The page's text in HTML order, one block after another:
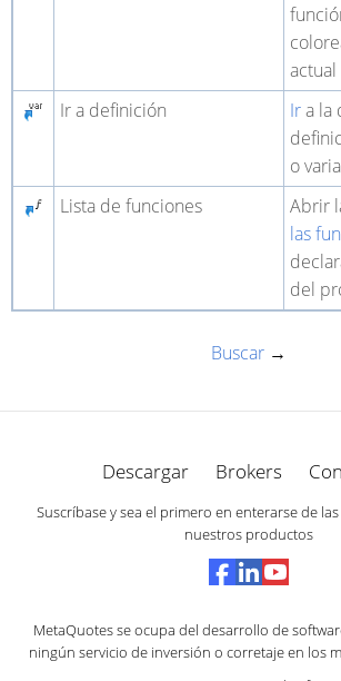
Ir a definición
Ira la
o
Lista de funciones
Abrir
las
del
Buscar →
Descargar Brokers
Suscríbase y sea el primero en enterarse de
nuestros productos
MetaQuotes se ocupa del desarrollo de
ningún servicio de inversión o corretaje en los